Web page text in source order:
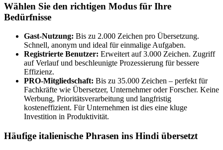
Wählen Sie den richtigen Modus für Ihre
Bedürfnisse
Gast-Nutzung: Bis zu 2.000 Zeichen pro Übersetzung.
Schnell, anonym und ideal für einmalige Aufgaben.
Registrierte Benutzer: Erweitert auf 3.000 Zeichen. Zugriff
auf Verlauf und beschleunigte Prozessierung für bessere
Effizienz.
PRO-Mitgliedschaft: Bis zu 35.000 Zeichen – perfekt für
Fachkräfte wie Übersetzer, Unternehmer oder Forscher. Keine
Werbung, Prioritätsverarbeitung und langfristig
kosteneffizient. Für Unternehmen ist dies eine kluge
Investition in Produktivität.
Häufige italienische Phrasen ins Hindi übersetzt